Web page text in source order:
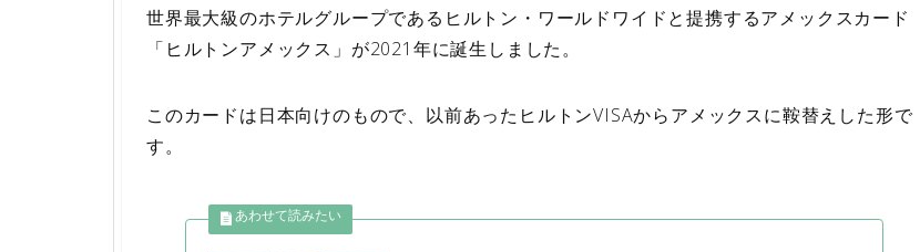
世界最大級のホテルグループであるヒルトン・ワールドワイドと提携するアメックスカード
「ヒルトンアメックス」が2021年に誕生しました。
このカードは日本向けのもので、以前あったヒルトンVISAからアメックスに鞍替えした形で
す。